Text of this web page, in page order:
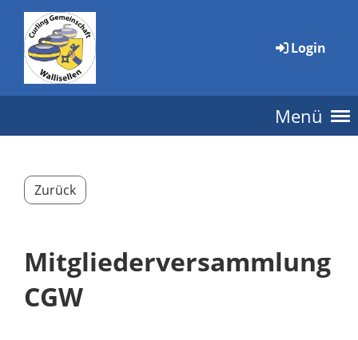
Login
Menü
Zurück
Mitgliederversammlung
CGW